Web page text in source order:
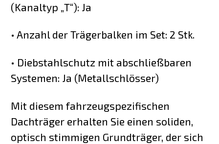
(Kanaltyp „T“): Ja
• Anzahl der Trägerbalken im Set: 2 Stk.
• Diebstahlschutz mit abschließbaren
Systemen: Ja (Metallschlösser)
Mit diesem fahrzeugspezifischen
Dachträger erhalten Sie einen soliden,
optisch stimmigen Grundträger, der sich